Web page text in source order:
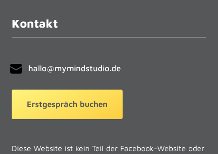
Kontakt
hallo@mymindstudio.de
Erstgespräch buchen
Diese Website ist kein Teil der Facebook-Website oder